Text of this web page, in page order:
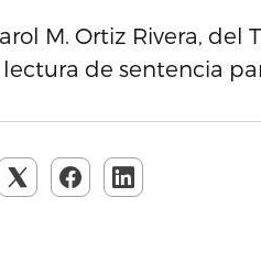
M. Ortiz Rivera,
lectura de sentencia